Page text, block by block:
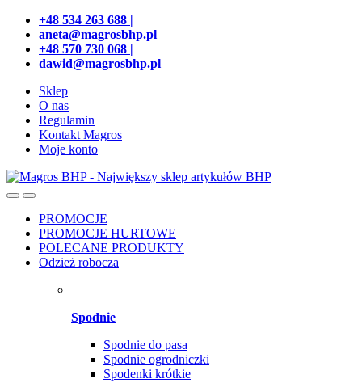
Przejdź
nawigacji
Przeskocz
treści
+48 534 263 688 |
aneta@magrosbhp.pl
+48 570 730 068 |
dawid@magrosbhp.pl
Sklep
O nas
Regulamin
Kontakt Magros
Moje konto
PROMOCJE
PROMOCJE HURTOWE
POLECANE PRODUKTY
Odzież robocza
Spodnie
Spodnie do pasa
Spodnie ogrodniczki
Spodenki krótkie